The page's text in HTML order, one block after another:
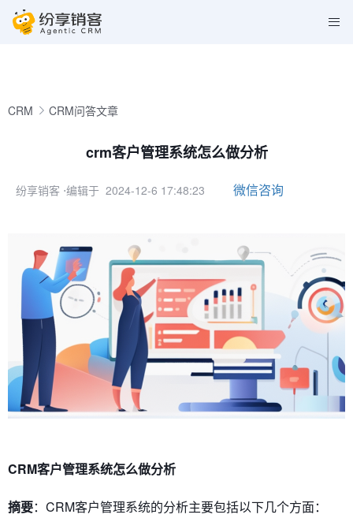
CRM CRM问答文章
crm客户管理系统怎么做分析
纷享销客 ⋅编辑于 2024-12-6 17:48:23 微信咨询
CRM客户管理系统怎么做分析
摘要：CRM客户管理系统的分析主要包括以下几个方面：